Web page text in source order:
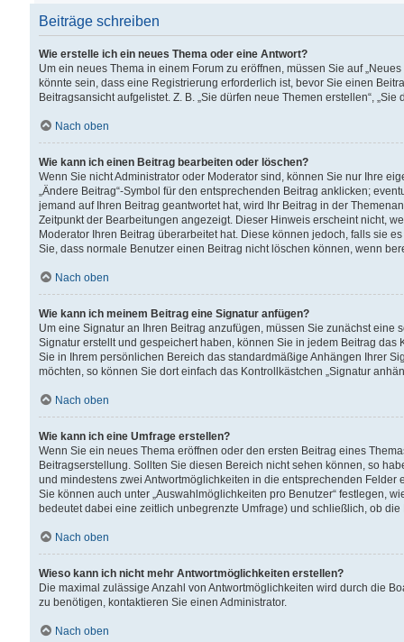
Beiträge schreiben
Wie erstelle ich ein neues Thema oder eine Antwort?
Um ein neues Thema in einem Forum zu eröffnen, müssen Sie auf
könnte sein, dass eine Registrierung erforderlich ist, bevor Sie einen
Beitragsansicht aufgelistet. Z. B. „Sie dürfen neue Themen erstellen“,
Nach oben
Wie kann ich einen Beitrag bearbeiten oder löschen?
Wenn Sie nicht Administrator oder Moderator sind, können Sie nur Ihre
„Ändere Beitrag“-Symbol für den entsprechenden Beitrag anklicken;
jemand auf Ihren Beitrag geantwortet hat, wird Ihr Beitrag in der
Zeitpunkt der Bearbeitungen angezeigt. Dieser Hinweis erscheint nicht,
Moderator Ihren Beitrag überarbeitet hat. Diese können jedoch, falls sie
Sie, dass normale Benutzer einen Beitrag nicht löschen können, wenn
Nach oben
Wie kann ich meinem Beitrag eine Signatur anfügen?
Um eine Signatur an Ihren Beitrag anzufügen, müssen Sie zunächst
Signatur erstellt und gespeichert haben, können Sie in jedem Beitrag
Sie in Ihrem persönlichen Bereich das standardmäßige Anhängen Ihrer
möchten, so können Sie dort einfach das Kontrollkästchen „Signatur
Nach oben
Wie kann ich eine Umfrage erstellen?
Wenn Sie ein neues Thema eröffnen oder den ersten Beitrag eines
Beitragserstellung. Sollten Sie diesen Bereich nicht sehen können, so
und mindestens zwei Antwortmöglichkeiten in die entsprechenden
Sie können auch unter „Auswahlmöglichkeiten pro Benutzer“ festlegen,
bedeutet dabei eine zeitlich unbegrenzte Umfrage) und schließlich, ob
Nach oben
Wieso kann ich nicht mehr Antwortmöglichkeiten erstellen?
Die maximal zulässige Anzahl von Antwortmöglichkeiten wird durch die
zu benötigen, kontaktieren Sie einen Administrator.
Nach oben